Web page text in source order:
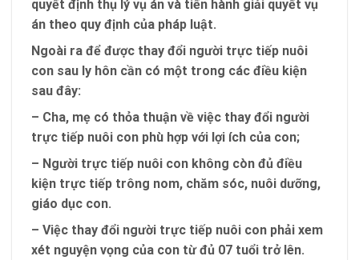
quyết định thụ lý vụ án và tiến hành giải quyết vụ
án theo quy định của pháp luật.
Ngoài ra để được thay đổi người trực tiếp nuôi
con sau ly hôn cần có một trong các điều kiện
sau đây:
– Cha, mẹ có thỏa thuận về việc thay đổi người
trực tiếp nuôi con phù hợp với lợi ích của con;
– Người trực tiếp nuôi con không còn đủ điều
kiện trực tiếp trông nom, chăm sóc, nuôi dưỡng,
giáo dục con.
– Việc thay đổi người trực tiếp nuôi con phải xem
xét nguyện vọng của con từ đủ 07 tuổi trở lên.